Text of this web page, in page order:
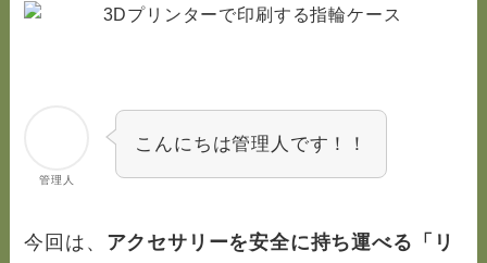
管理人
こんにちは管理人です！！
今回は、 アクセサリーを安全に持ち運べる「リ